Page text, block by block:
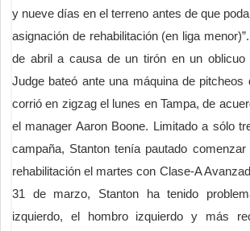
y nueve días en el terreno antes de que
asignación de rehabilitación (en liga
de abril a causa de un tirón en un oblicuo
Judge bateó ante una máquina de pitcheos
corrió en zigzag el lunes en Tampa, de
el manager Aaron Boone. Limitado a sólo
campaña, Stanton tenía pautado
rehabilitación el martes con Clase-A
31 de marzo, Stanton ha tenido
izquierdo, el hombro izquierdo y más